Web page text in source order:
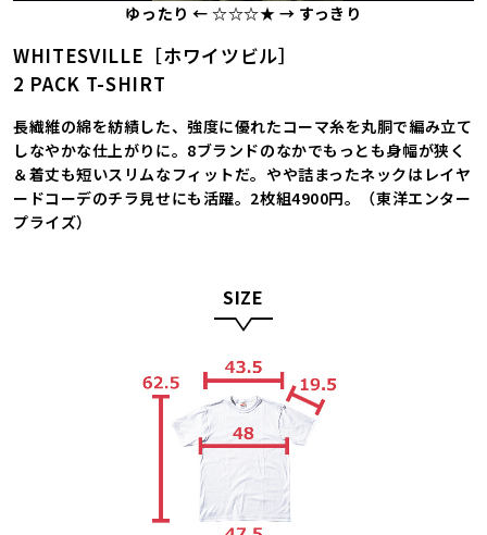
ゆったり ← ☆☆☆★ → すっきり
WHITESVILLE［ホワイツビル］
2 PACK T-SHIRT
長繊維の綿を紡績した、強度に優れたコーマ糸を丸胴で編み立て
しなやかな仕上がりに。8ブランドのなかでもっとも身幅が狭く
＆着丈も短いスリムなフィットだ。やや詰まったネックはレイヤ
ードコーデのチラ見せにも活躍。2枚組4900円。（東洋エンター
プライズ）
SIZE